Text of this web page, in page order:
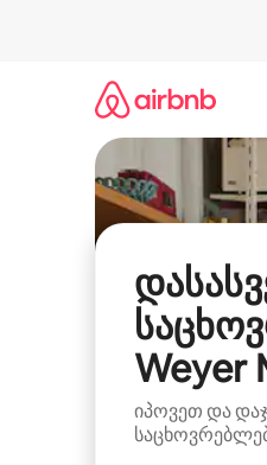
Weyer
იპოვეთ და